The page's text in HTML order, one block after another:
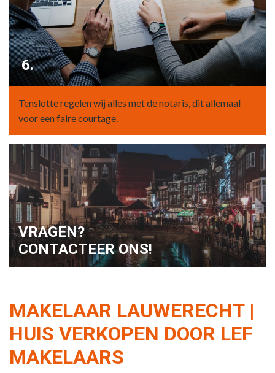
6.
Tenslotte regelen wij alles met de notaris, dit allemaal
voor een faire courtage.
VRAGEN?
CONTACTEER ONS!
MAKELAAR LAUWERECHT |
HUIS VERKOPEN DOOR LEF
MAKELAARS